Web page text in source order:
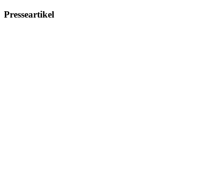
Presseartikel